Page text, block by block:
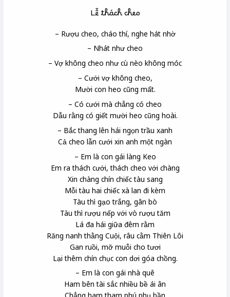
Lễ thách cheo
– Rượu cheo, cháo thí, nghe hát nhờ
– Nhát như cheo
– Vợ không cheo như cù nèo không móc
– Cưới vợ không cheo,
Mười con heo cũng mất.
– Có cưới mà chẳng có cheo
Dẫu rằng có giết mười heo cũng hoài.
– Bắc thang lên hái ngọn trầu xanh
Cả cheo lẫn cưới xin anh một ngàn
– Em là con gái làng Keo
Em ra thách cưới, thách cheo với chàng
Xin chàng chín chiếc tàu sang
Mỗi tàu hai chiếc xà lan đi kèm
Tàu thì gạo trắng, gân bò
Tàu thì rượu nếp với vò rượu tăm
Lá đa hái giữa đêm rằm
Răng nanh thằng Cuội, râu cằm Thiên Lôi
Gan ruồi, mỡ muỗi cho tươi
Lại thêm chín chục con dơi góa chồng.
– Em là con gái nhà quê
Ham bên tài sắc nhiều bề ái ân